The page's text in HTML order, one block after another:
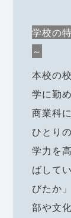
学校の
～
本校の
学に勤
商業科
ひとり
学力を
ばして
びたか
部や文